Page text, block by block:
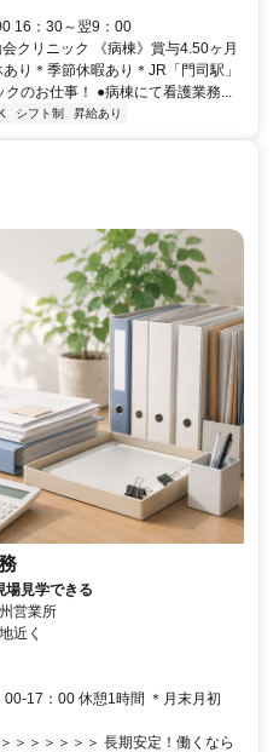
16：30～翌9：00
クリニック 《病棟》賞与4.50ヶ月
り＊季節休暇あり＊JR「門司駅」
のお仕事！ ●病棟にて看護業務...
シフト制 昇給あり
場見学できる
営業所
近く
17：00 休憩1時間 ＊月末月初
＞＞＞＞＞＞ 長期安定！働くなら